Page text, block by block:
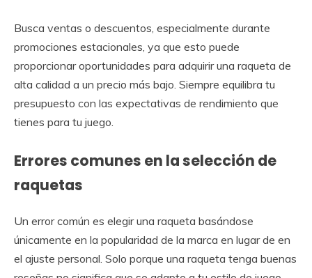
Busca ventas o descuentos, especialmente durante
promociones estacionales, ya que esto puede
proporcionar oportunidades para adquirir una raqueta de
alta calidad a un precio más bajo. Siempre equilibra tu
presupuesto con las expectativas de rendimiento que
tienes para tu juego.
Errores comunes en la selección de
raquetas
Un error común es elegir una raqueta basándose
únicamente en la popularidad de la marca en lugar de en
el ajuste personal. Solo porque una raqueta tenga buenas